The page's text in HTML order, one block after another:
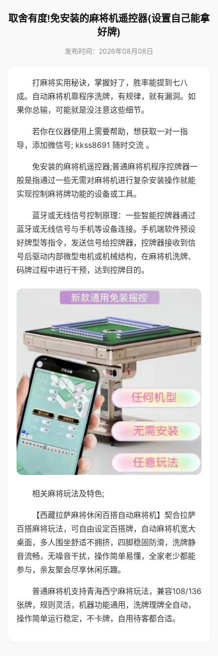
取舍有度!免安装的麻将机遥控器(设置自己能拿
好牌)
发布时间：2026年08月08日
打麻将实用秘诀，掌握好了，胜率能提到七八
成。自动麻将机靠程序洗牌，有规律，就有漏洞。如
果你总输，可能就是没注意这些细节。
若你在仪器使用上需要帮助，想获取一对一指
导，添加微信号; kkss8691 随时交流 。
免安装的麻将机遥控器;普通麻将机程序控牌器一
般是指通过一些无需对麻将机进行复杂安装操作就能
实现控制麻将牌功能的设备或工具。
蓝牙或无线信号控制原理：一些智能控牌器通过
蓝牙或无线信号与手机等设备连接。手机端软件预设
好牌型等指令，发送信号给控牌器，控牌器接收到信
号后驱动内部微型电机或机械结构，在麻将机洗牌、
码牌过程中进行干预，达到控牌目的。
相关麻将玩法及特色;
【西藏拉萨麻将休闲百搭自动麻将机】契合拉萨
百搭麻将玩法，可自由设定百搭牌，自动麻将机宽大
桌面，多人围坐舒适不拥挤，四脚稳固防滑，洗牌静
音流畅，无噪音干扰，操作简单易懂，全家老少都能
参与，亲友聚会尽享休闲乐趣。
普通麻将机支持青海西宁麻将玩法，兼容108/136
张牌，规则灵活，机器功能通用，洗牌理牌全自动，
操作简单运行稳定，不卡牌，自用待客都合适。